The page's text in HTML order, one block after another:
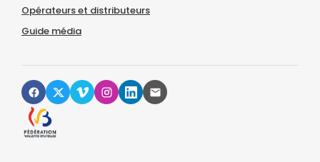
Opérateurs et distributeurs
Guide média